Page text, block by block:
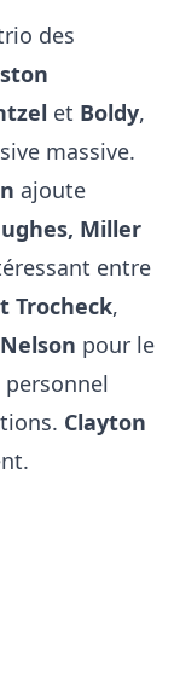
des
et Boldy,
massive.
ajoute
Miller
entre
Trocheck,
Nelson pour le
Clayton